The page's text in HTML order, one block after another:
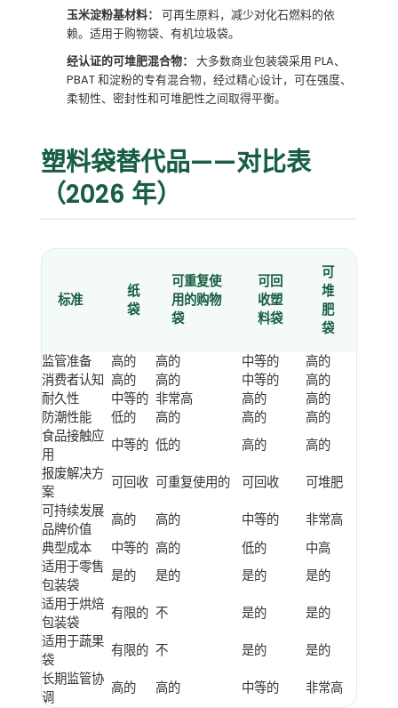
玉米淀粉基材料： 可再生原料，减少对化石燃料的依
赖。适用于购物袋、有机垃圾袋。
经认证的可堆肥混合物： 大多数商业包装袋采用 PLA、
PBAT 和淀粉的专有混合物，经过精心设计，可在强度、
柔韧性、密封性和可堆肥性之间取得平衡。
塑料袋替代品——对比表
（2026 年）
标准
纸
袋
可重复使
用的购物
袋
可回
收塑
料袋
可
堆
肥
袋
监管准备
高的 高的 中等的
高的
消费者认知 高的 高的 中等的
高的
耐久性
中等的 非常高 高的
高的
防潮性能
低的 高的 高的
高的
食品接触应
用
中等的 低的 高的
高的
报废解决方
案
可回收 可重复使用的 可回收
可堆肥
可持续发展
品牌价值
高的 高的 中等的
非常高
典型成本
中等的 高的 低的
中高
适用于零售
包装袋
是的 是的 是的
是的
适用于烘焙
包装袋
有限的 不 是的
是的
适用于蔬果
袋
有限的 不 是的
是的
长期监管协
调
高的 高的 中等的 非常高